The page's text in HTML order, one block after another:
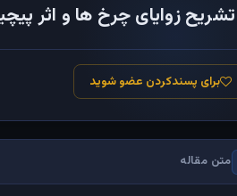
تشریح زوایای چرخ ها و اثر
برای پسندکردن عضو شوید
متن مقاله